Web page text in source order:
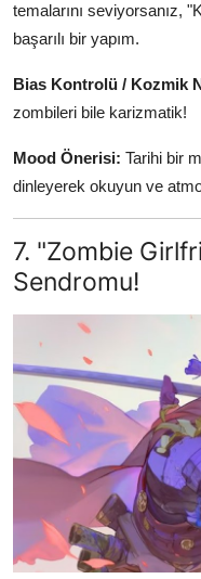
temalarını seviyorsanız,
başarılı bir yapım.
Bias Kontrolü / Kozmik
zombileri bile karizmatik!
Mood Önerisi: Tarihi bir
dinleyerek okuyun ve
7. "Zombie
Sendromu!